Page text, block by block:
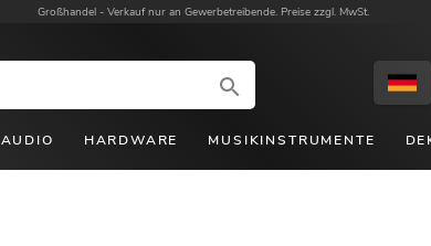
Großhandel - Verkauf nur an Gewerbetreibende. Preise zzgl. MwSt.
AUDIO HARDWARE MUSIKINSTRUMENTE